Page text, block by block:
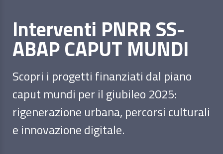
Interventi PNRR SS-
ABAP CAPUT MUNDI
Scopri i progetti finanziati dal piano
caput mundi per il giubileo 2025:
rigenerazione urbana, percorsi culturali
e innovazione digitale.